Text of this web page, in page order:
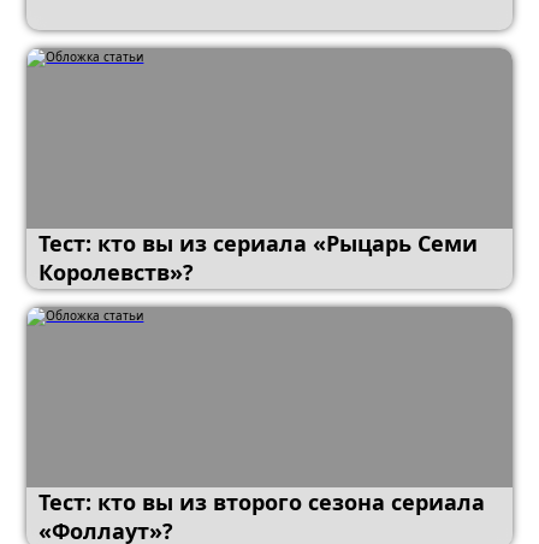
Тест: кто вы из сериала «Рыцарь Семи
Королевств»?
Тест: кто вы из второго сезона сериала
«Фоллаут»?